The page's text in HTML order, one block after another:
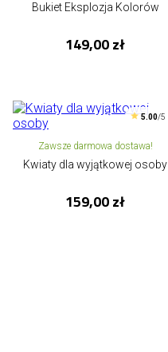
Bukiet Eksplozja Kolorów
149,00 zł
5.00/5
Zawsze darmowa dostawa!
Kwiaty dla wyjątkowej osoby
159,00 zł